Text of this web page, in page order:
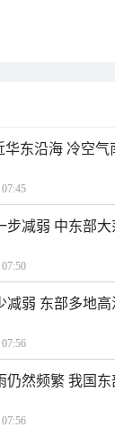
华东沿海 冷空
步减弱 中东部
减弱 东部多地
仍然频繁 我国